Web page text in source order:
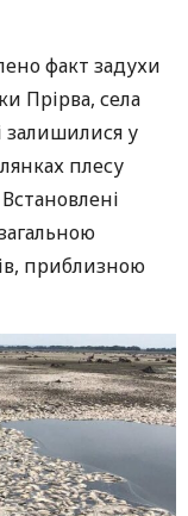
факт задухи
Прірва, села
залишилися у
плесу
приблизною